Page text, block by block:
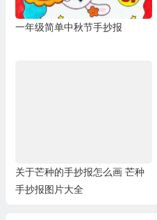
一年级简单中秋节手抄报
关于芒种的手抄报怎么画 芒种
手抄报图片大全